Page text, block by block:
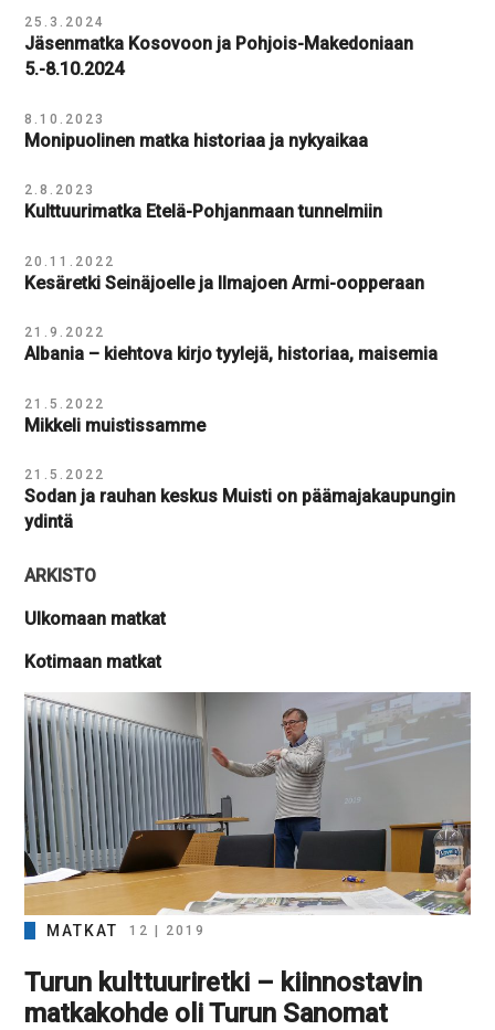
25.3.2024
Jäsenmatka Kosovoon ja Pohjois-Makedoniaan
5.-8.10.2024
8.10.2023
Monipuolinen matka historiaa ja nykyaikaa
2.8.2023
Kulttuurimatka Etelä-Pohjanmaan tunnelmiin
20.11.2022
Kesäretki Seinäjoelle ja Ilmajoen Armi-oopperaan
21.9.2022
Albania – kiehtova kirjo tyylejä, historiaa, maisemia
21.5.2022
Mikkeli muistissamme
21.5.2022
Sodan ja rauhan keskus Muisti on päämajakaupungin
ydintä
ARKISTO
Ulkomaan matkat
Kotimaan matkat
MATKAT 12 | 2019
Turun kulttuuriretki – kiinnostavin
matkakohde oli Turun Sanomat